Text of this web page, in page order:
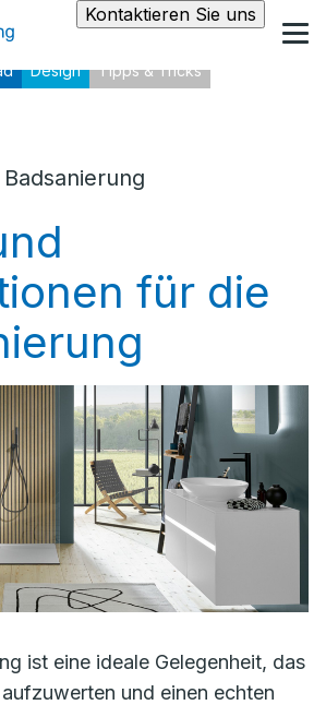
Kontaktieren Sie uns
Design Tipps & Tricks
für die
ist eine ideale Gelegenheit, das
und einen echten